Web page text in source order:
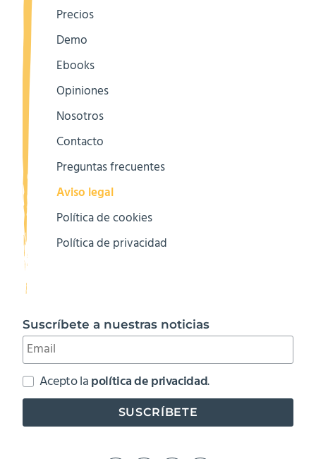
Precios
Demo
Ebooks
Opiniones
Nosotros
Contacto
Preguntas frecuentes
Aviso legal
Política de cookies
Política de privacidad
Suscríbete a nuestras noticias
Acepto lapolítica de privacidad.